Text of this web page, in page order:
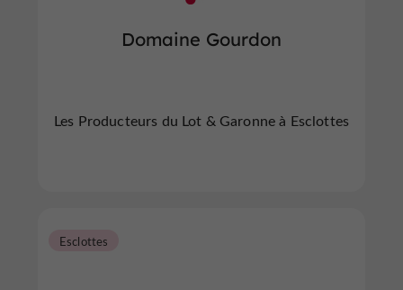
Domaine Gourdon
Les Producteurs du Lot & Garonne à Esclottes
Esclottes